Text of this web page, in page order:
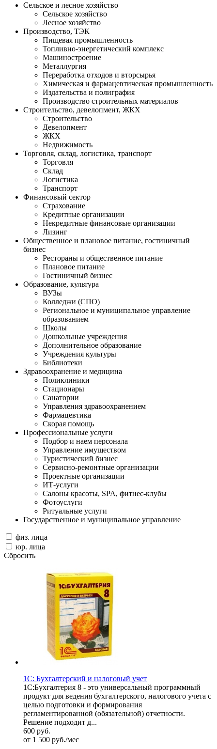
Сельское и лесное хозяйство
Сельское хозяйство
Лесное хозяйство
Производство, ТЭК
Пищевая промышленность
Топливно-энергетический комплекс
Машиностроение
Металлургия
Переработка отходов и вторсырья
Химическая и фармацевтическая промышленность
Издательства и полиграфия
Производство строительных материалов
Строительство, девелопмент, ЖКХ
Строительство
Девелопмент
ЖКХ
Недвижимость
Торговля, склад, логистика, транспорт
Торговля
Cклад
Логистика
Транспорт
Финансовый сектор
Страхование
Кредитные организации
Некредитные финансовые организации
Лизинг
Общественное и плановое питание, гостиничный
бизнес
Рестораны и общественное питание
Плановое питание
Гостиничный бизнес
Образование, культура
ВУЗы
Колледжи (СПО)
Региональное и муниципальное управление
образованием
Школы
Дошкольные учреждения
Дополнительное образование
Учреждения культуры
Библиотеки
Здравоохранение и медицина
Поликлиники
Стационары
Санатории
Управления здравоохранением
Фармацевтика
Скорая помощь
Профессиональные услуги
Подбор и наем персонала
Управление имуществом
Туристический бизнес
Сервисно-ремонтные организации
Проектные организации
ИТ-услуги
Салоны красоты, SPA, фитнес-клубы
Фотоуслуги
Ритуальные услуги
Государственное и муниципальное управление
физ. лица
юр. лица
Сбросить
1С: Бухгалтерский и налоговый учет
1С:Бухгалтерия 8 - это универсальный программный
продукт для ведения бухгалтерского, налогового учета с
целью подготовки и формирования
регламентированной (обязательной) отчетности.
Решение подходит д...
600 руб.
от 1 500 руб./мес